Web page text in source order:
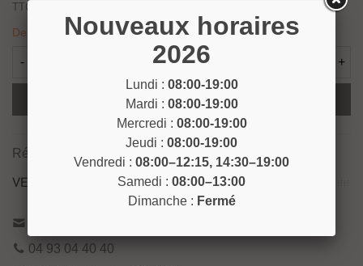
TTC
Derniers articles en stock
- +
Ajouter Au Panier
Référence:
VENEZ NOUS RENCONTRER !
04 93 04 40 40
Nouveaux horaires
2026
Lundi : 08:00-19:00
Mardi : 08:00-19:00
Mercredi : 08:00-19:00
Jeudi : 08:00-19:00
Vendredi : 08:00–12:15, 14:30–19:00
Samedi : 08:00–13:00
Dimanche : Fermé